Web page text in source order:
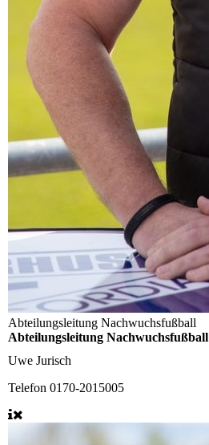
Abteilungsleitung Nachwuchsfußball
Abteilungsleitung Nachwuchsfußball
Uwe Jurisch
Telefon 0170-2015005